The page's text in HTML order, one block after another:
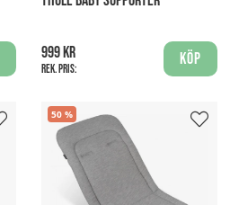
999 kr
Rek. pris:
Köp
50